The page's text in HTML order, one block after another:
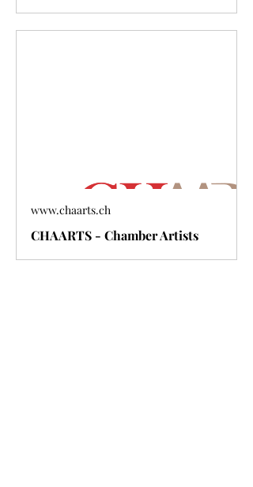
www.chaarts.ch
CHAARTS - Chamber Artists